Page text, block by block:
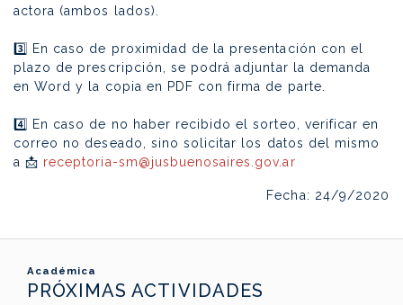
actora (ambos lados).⁣
3️⃣ En caso de proximidad de la presentación con el
plazo de prescripción, se podrá adjuntar la demanda
en Word y la copia en PDF con firma de parte.⁣
4️⃣ En caso de no haber recibido el sorteo, verificar en
correo no deseado, sino solicitar los datos del mismo
a 📩 receptoria-sm@jusbuenosaires.gov.ar
Fecha: 24/9/2020
Académica
PRÓXIMAS ACTIVIDADES